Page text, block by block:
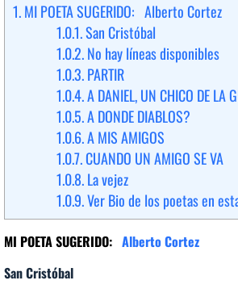
1.MI POETA SUGERIDO: Alberto Cortez
1.0.1.San Cristóbal
1.0.2.No hay líneas disponibles
1.0.3.PARTIR
1.0.4.A DANIEL, UN CHICO DE LA
1.0.5.A DONDE DIABLOS?
1.0.6.A MIS AMIGOS
1.0.7.CUANDO UN AMIGO SE VA
1.0.8.La vejez
1.0.9.Ver Bio de los poetas en
MI POETA SUGERIDO: Alberto Cortez
San Cristóbal